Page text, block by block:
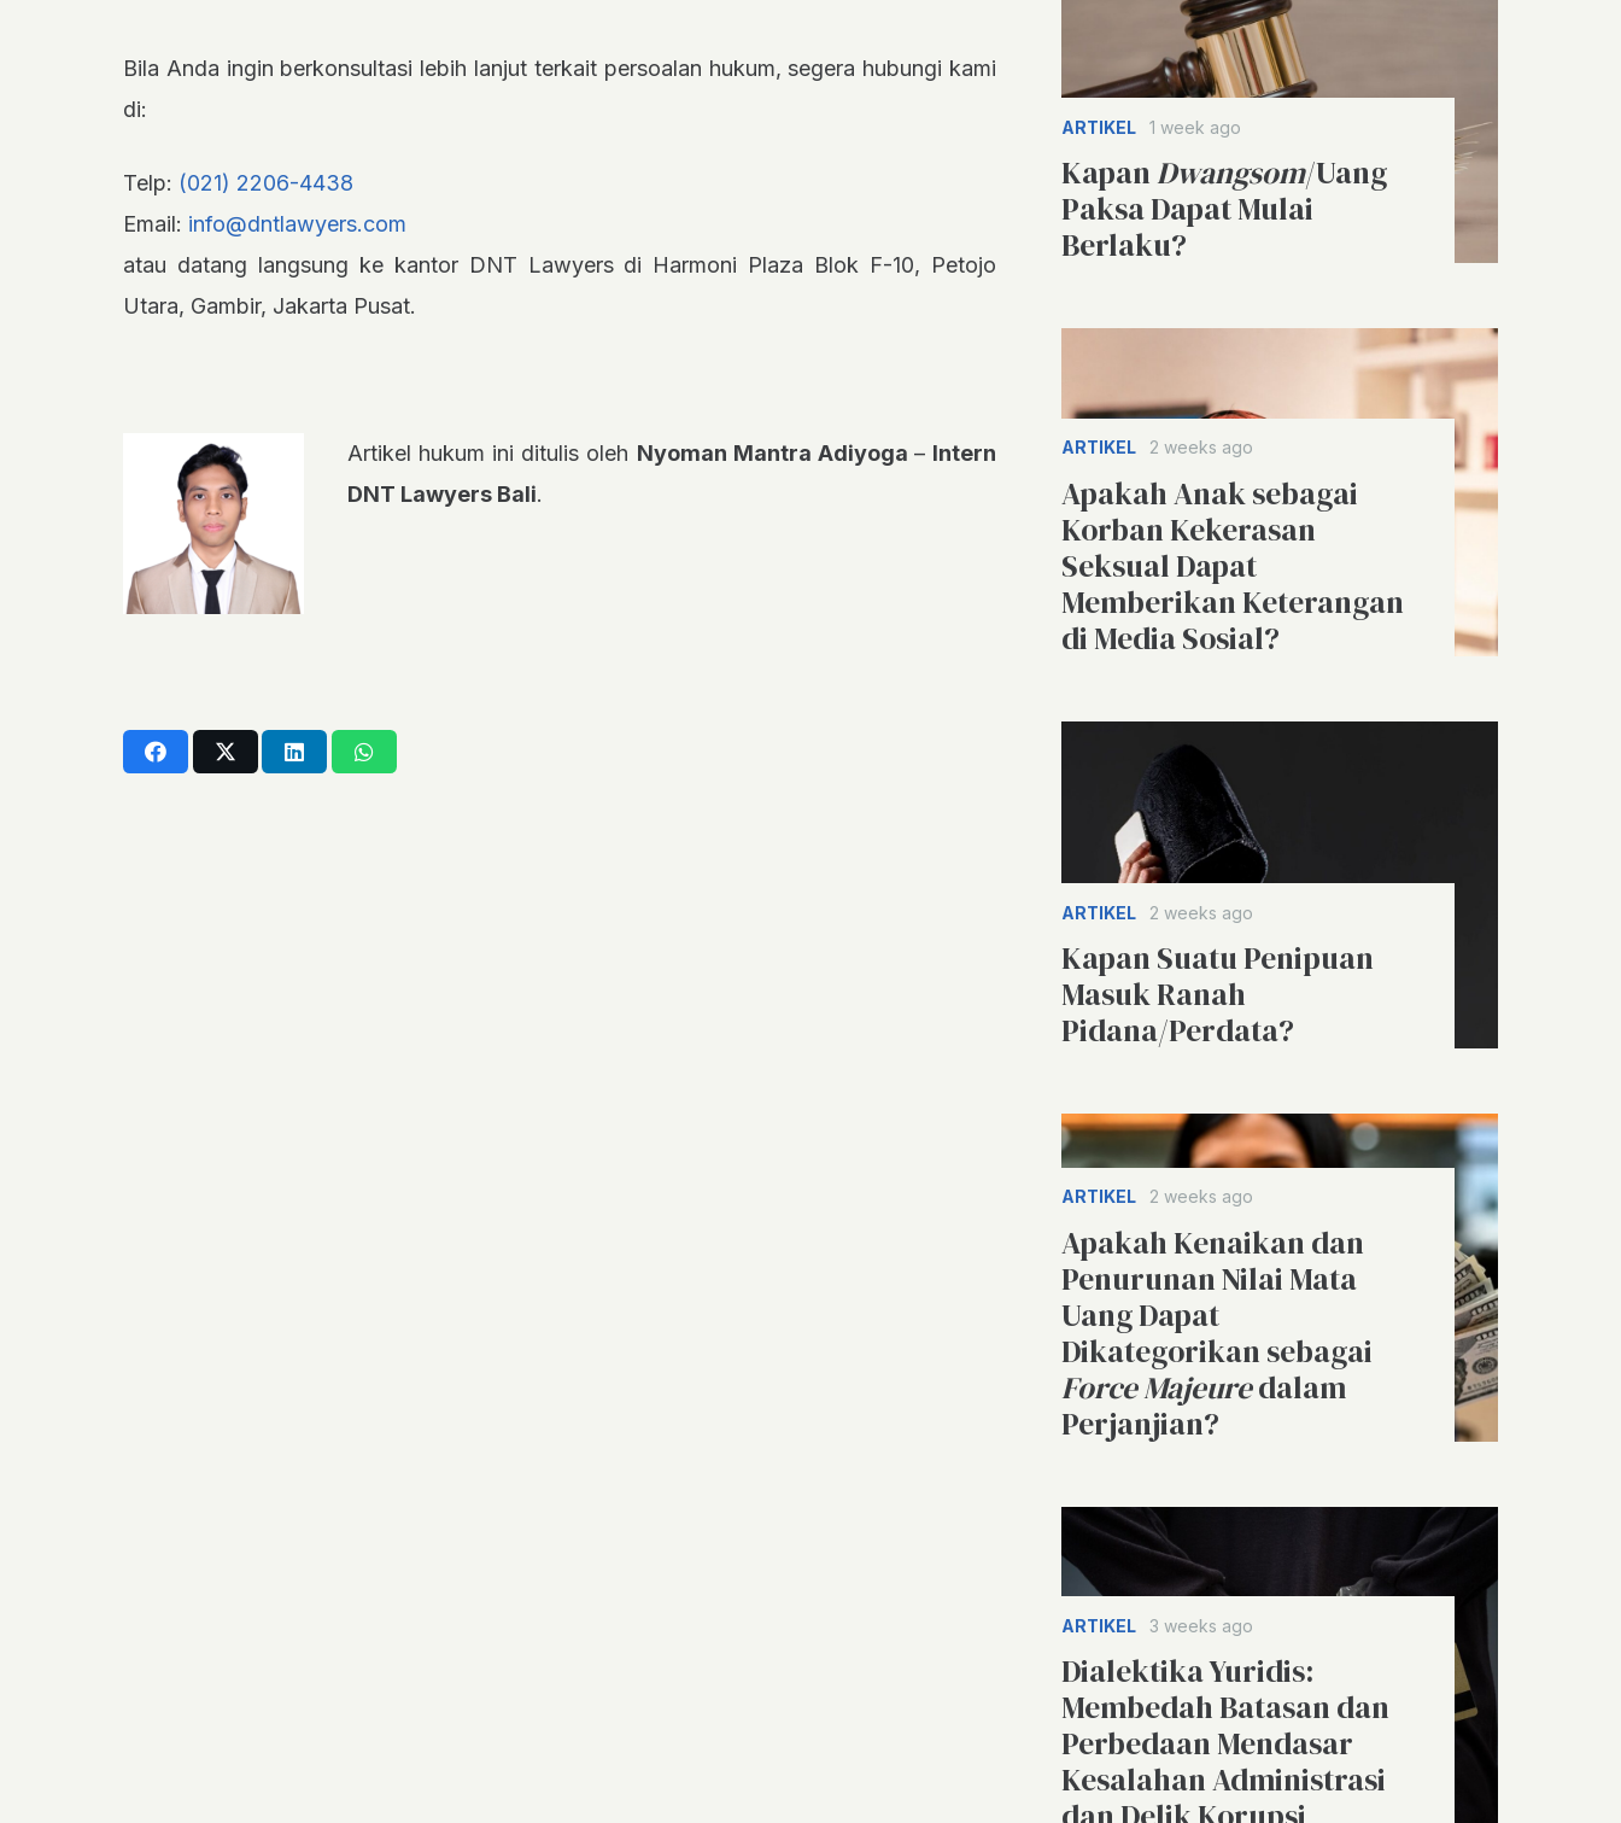
Bila Anda ingin berkonsultasi lebih lanjut terkait persoalan hukum, segera hubungi kami
di:
Telp: (021) 2206-4438
Email: info@dntlawyers.com
atau datang langsung ke kantor DNT Lawyers di Harmoni Plaza Blok F-10, Petojo
Utara, Gambir, Jakarta Pusat.
Artikel hukum ini ditulis oleh Nyoman Mantra Adiyoga – Intern
DNT Lawyers Bali.
ARTIKEL 1 week ago
KapanDwangsom/Uang
Paksa Dapat Mulai
Berlaku?
ARTIKEL 2 weeks ago
Apakah Anak sebagai
Korban Kekerasan
Seksual Dapat
Memberikan Keterangan
di Media Sosial?
ARTIKEL 2 weeks ago
Kapan Suatu Penipuan
Masuk Ranah
Pidana/Perdata?
ARTIKEL 2 weeks ago
Apakah Kenaikan dan
Penurunan Nilai Mata
Uang Dapat
Dikategorikan sebagai
Force Majeuredalam
Perjanjian?
ARTIKEL 3 weeks ago
Dialektika Yuridis:
Membedah Batasan dan
Perbedaan Mendasar
Kesalahan Administrasi